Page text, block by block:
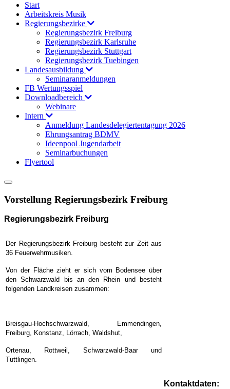
Start
Arbeitskreis Musik
Regierungsbezirke
Regierungsbezirk Freiburg
Regierungsbezirk Karlsruhe
Regierungsbezirk Stuttgart
Regierungsbezirk Tuebingen
Landesausbildung
Seminaranmeldungen
FB Wertungsspiel
Downloadbereich
Webinare
Intern
Anmeldung Landesdelegiertentagung 2026
Ehrungsantrag BDMV
Ideenpool Jugendarbeit
Seminarbuchungen
Flyertool
Vorstellung Regierungsbezirk Freiburg
Regierungsbezirk Freiburg
Der Regierungsbezirk Freiburg besteht zur Zeit aus
36 Feuerwehrmusiken.
Von der Fläche zieht er sich vom Bodensee über
den Schwarzwald bis an den Rhein und besteht
folgenden Landkreisen zusammen:
Breisgau-Hochschwarzwald, Emmendingen,
Freiburg, Konstanz, Lörrach, Waldshut,
Ortenau, Rottweil, Schwarzwald-Baar und
Tuttlingen.
Kontaktdaten: